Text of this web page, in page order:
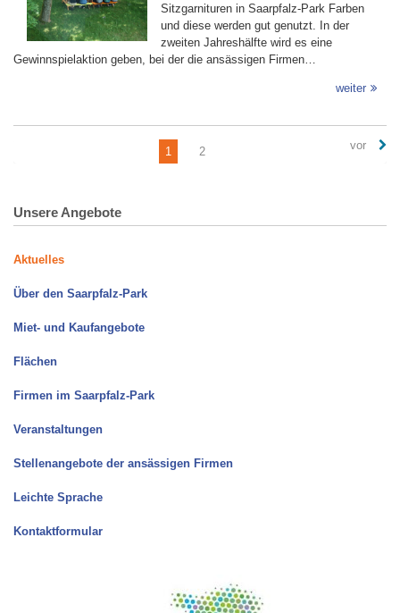
Sitzgarnituren in Saarpfalz-Park Farben
und diese werden gut genutzt. In der
zweiten Jahreshälfte wird es eine
Gewinnspielaktion geben, bei der die ansässigen Firmen…
weiter
1 2 vor
Unsere Angebote
Aktuelles
Über den Saarpfalz-Park
Miet- und Kaufangebote
Flächen
Firmen im Saarpfalz-Park
Veranstaltungen
Stellenangebote der ansässigen Firmen
Leichte Sprache
Kontaktformular